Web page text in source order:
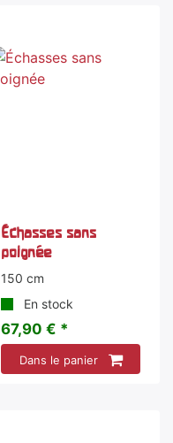
Échasses sans
poignée
150 cm
En stock
67,90 € *
Dans le panier